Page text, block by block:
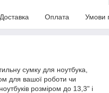
Доставка Оплата Умови
сумку для ноутбука,
для вашої роботи чи
розміром до 13,3" і